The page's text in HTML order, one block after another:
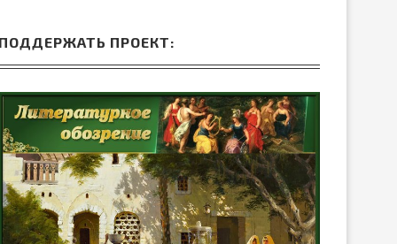
ПОДДЕРЖАТЬ ПРОЕКТ: